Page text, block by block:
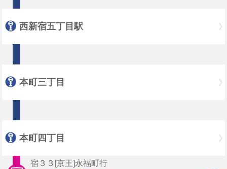
西新宿五丁目駅
本町三丁目
本町四丁目
宿３３[京王]永福町行